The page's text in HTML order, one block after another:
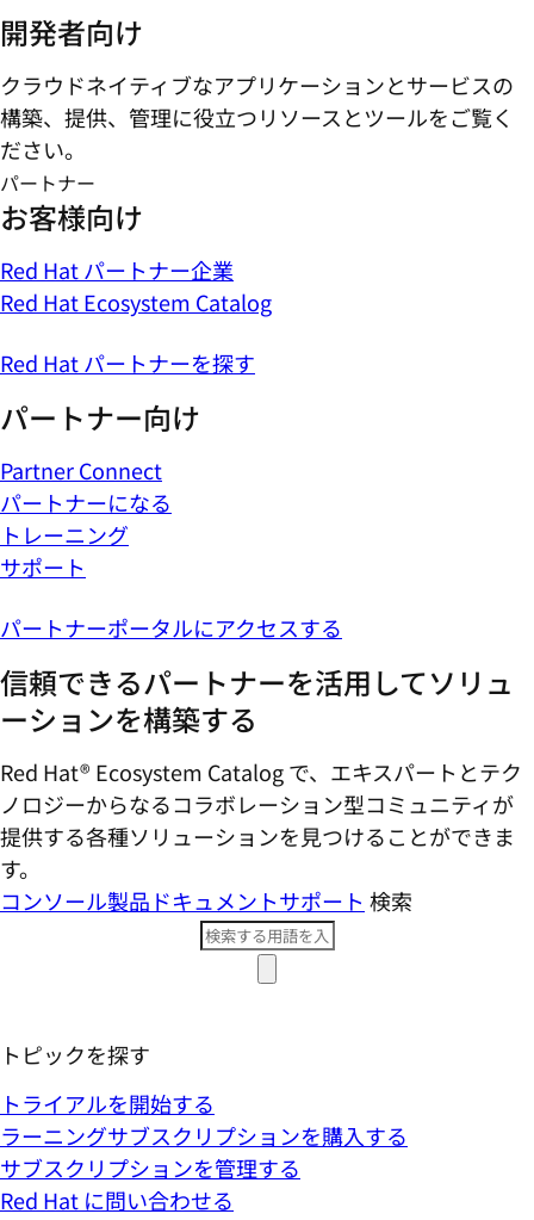
開発者向け
クラウドネイティブなアプリケーションとサービスの
構築、提供、管理に役立つリソースとツールをご覧く
ださい。
パートナー
お客様向け
Red Hat パートナー企業
Red Hat Ecosystem Catalog
Red Hat パートナーを探す
パートナー向け
Partner Connect
パートナーになる
トレーニング
サポート
パートナーポータルにアクセスする
信頼できるパートナーを活用してソリュ
ーションを構築する
Red Hat® Ecosystem Catalog で、エキスパートとテク
ノロジーからなるコラボレーション型コミ​ュニティが
提供する各種ソリューションを見つけることができま
す。
コンソール製品ドキュメントサポート 検索
トピックを探す
トライアルを開始する
ラーニングサブスクリプションを購入する
サブスクリプションを管理する
Red Hat に問い合わせる